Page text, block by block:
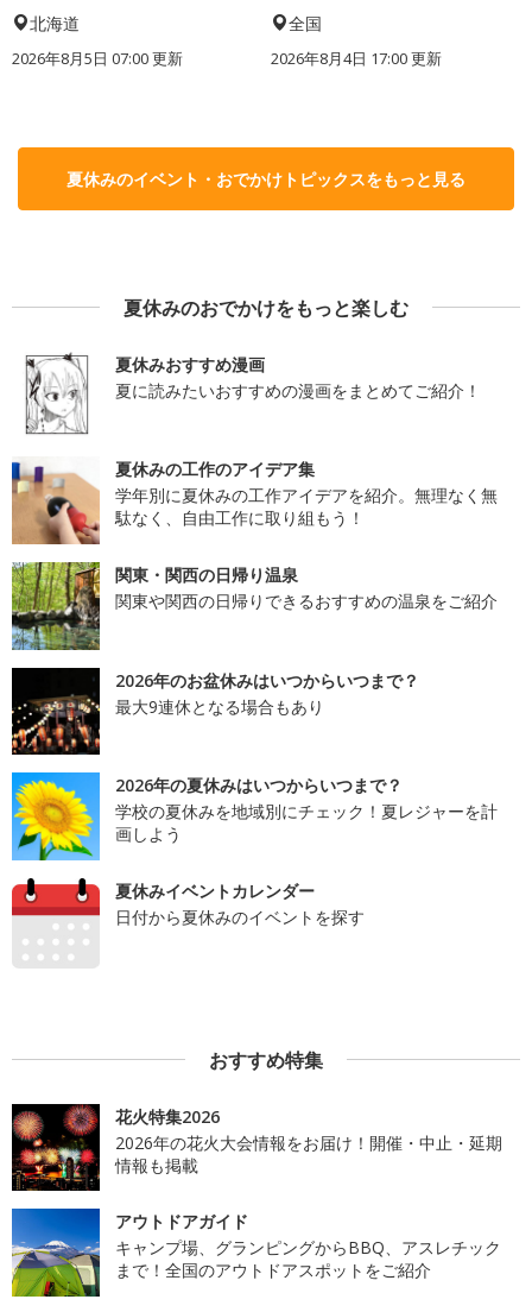
北海道
2026年8月5日 07:00更新
全国
2026年8月4日 17:00更新
夏休みのイベント・おでかけトピックスをもっと見る
夏休みのおでかけをもっと楽しむ
夏休みおすすめ漫画
夏に読みたいおすすめの漫画をまとめてご紹介！
夏休みの工作のアイデア集
学年別に夏休みの工作アイデアを紹介。無理なく無
駄なく、自由工作に取り組もう！
関東・関西の日帰り温泉
関東や関西の日帰りできるおすすめの温泉をご紹介
2026年のお盆休みはいつからいつまで？
最大9連休となる場合もあり
2026年の夏休みはいつからいつまで？
学校の夏休みを地域別にチェック！夏レジャーを計
画しよう
夏休みイベントカレンダー
日付から夏休みのイベントを探す
おすすめ特集
花火特集2026
2026年の花火大会情報をお届け！開催・中止・延期
情報も掲載
アウトドアガイド
キャンプ場、グランピングからBBQ、アスレチック
まで！全国のアウトドアスポットをご紹介